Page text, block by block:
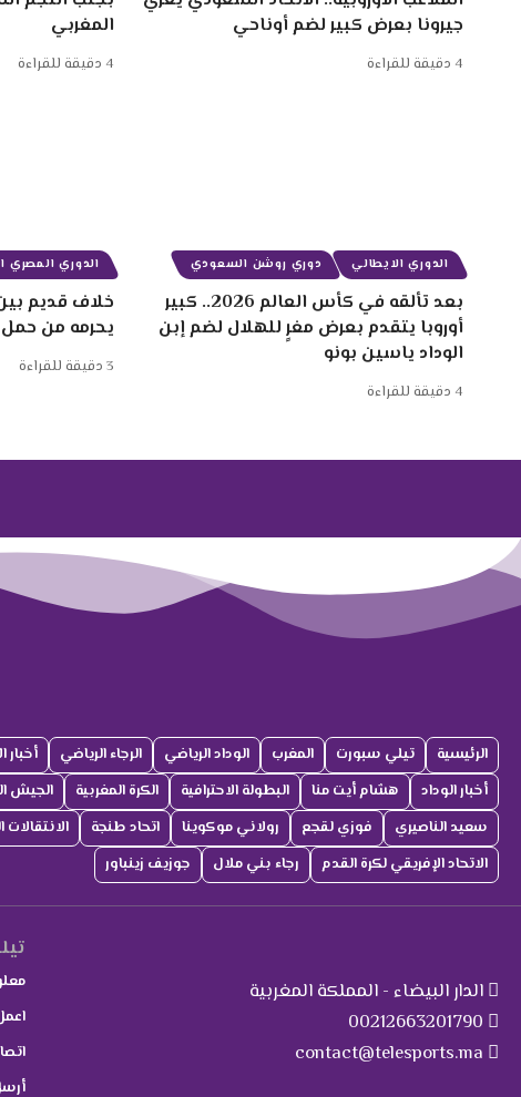
جيرونا بعرض كبير لضم أوناحي
4 دقيقة للقراءة
المغربي
4 دقيقة للقراءة
الدوري الايطالي دوري روشن السعودي
بعد تألقه في كأس العالم 2026.. كبير
أوروبا يتقدم بعرض مغرٍ للهلال لضم إبن
الوداد ياسين بونو
4 دقيقة للقراءة
الدوري المصري
خلاف قديم
يحرمه من
3 دقيقة للقراءة
الرئيسية تيلي سبورت المغرب الوداد الرياضي الرجاء الرياضي أخبار
أخبار الوداد
هشام أيت منا البطولة الاحترافية الكرة المغربية الجيش
سعيد الناصيري
فوزي لقجع رولاني موكوينا اتحاد طنجة
الاتحاد الإفريقي لكرة القدم
رجاء بني ملال جوزيف زينباور
الدار البيضاء - المملكة المغربية
00212663201790
contact@telesports.ma